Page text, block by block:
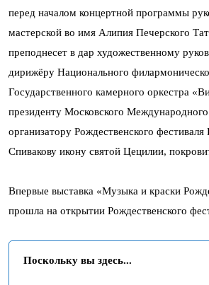
перед началом концертной программы
мастерской во имя Алипия Печерского
преподнесет в дар художественному
дирижёру Национального
Государственного камерного оркестра
президенту Московского
организатору Рождественского
Спивакову икону святой Цецилии,
Впервые выставка «Музыка и краски
прошла на открытии Рождественского
Поскольку вы здесь...